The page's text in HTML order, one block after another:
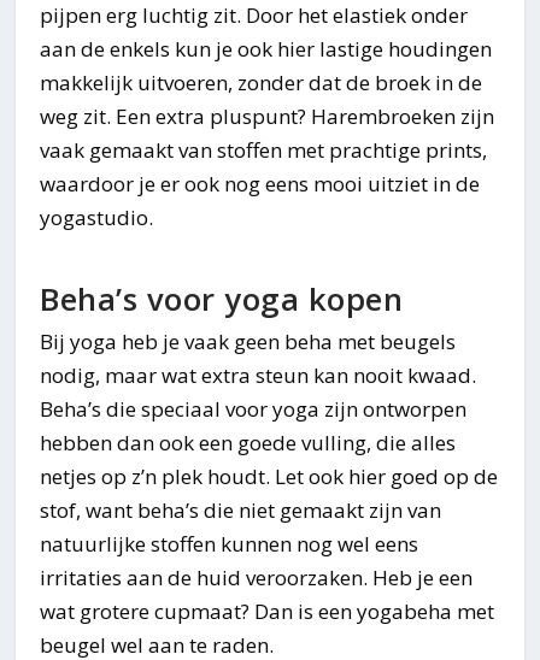
pijpen erg luchtig zit. Door het elastiek onder
aan de enkels kun je ook hier lastige houdingen
makkelijk uitvoeren, zonder dat de broek in de
weg zit. Een extra pluspunt? Harembroeken zijn
vaak gemaakt van stoffen met prachtige prints,
waardoor je er ook nog eens mooi uitziet in de
yogastudio.
Beha’s voor yoga kopen
Bij yoga heb je vaak geen beha met beugels
nodig, maar wat extra steun kan nooit kwaad.
Beha’s die speciaal voor yoga zijn ontworpen
hebben dan ook een goede vulling, die alles
netjes op z’n plek houdt. Let ook hier goed op de
stof, want beha’s die niet gemaakt zijn van
natuurlijke stoffen kunnen nog wel eens
irritaties aan de huid veroorzaken. Heb je een
wat grotere cupmaat? Dan is een yogabeha met
beugel wel aan te raden.